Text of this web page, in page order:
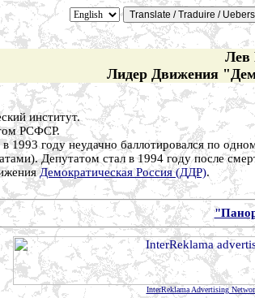
Лев
Лидер Движения
институт.
РСФСР.
году неудачно баллотировался по
Депутатом стал в 1994 году после
Демократическая Россия (ДДР).
InterReklama Advertising